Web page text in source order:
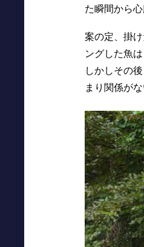
た瞬間から
案の定、掛
ングした魚は
しかしその
まり関係が